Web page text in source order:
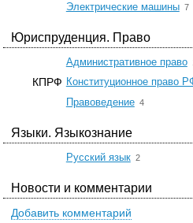
Электрические машины 7
Юриспруденция. Право
Административное право
КПРФ Конституционное право
Правоведение 4
Языки. Языкознание
Русский язык 2
Новости и комментарии
Добавить комментарий